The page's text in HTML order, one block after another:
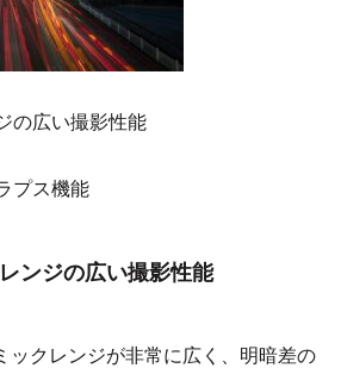
の広い撮影性能
プス機能
ンジの広い撮影性能
ックレンジが非常に広く、明暗差の